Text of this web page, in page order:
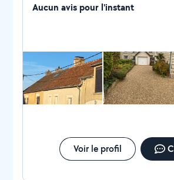
nettoyage et traitement de
Aucun avis pour l'instant
Voir le profil